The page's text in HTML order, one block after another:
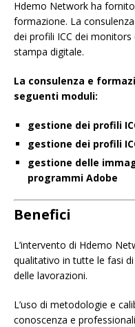
Hdemo Network ha
formazione. La
dei profili ICC dei
stampa digitale.
La consulenza e
seguenti moduli:
gestione dei profili
gestione dei profili
gestione delle
programmi Adobe
Benefici
L’intervento di Hdemo
qualitativo in tutte le fasi
delle lavorazioni.
L’uso di metodologie e
conoscenza e